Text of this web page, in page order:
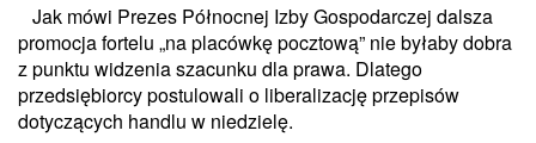
Jak mówi Prezes Północnej Izby Gospodarczej dalsza
promocja fortelu „na placówkę pocztową” nie byłaby dobra
z punktu widzenia szacunku dla prawa. Dlatego
przedsiębiorcy postulowali o liberalizację przepisów
dotyczących handlu w niedzielę.